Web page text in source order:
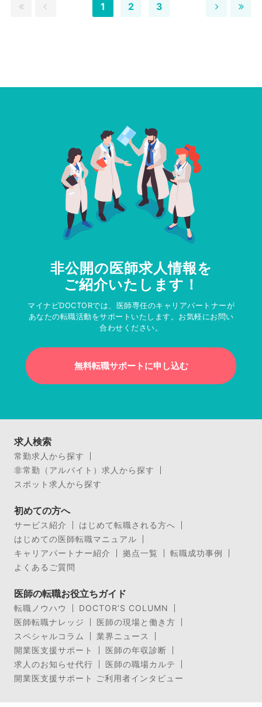
1 2 3
非公開の医師求人情報を
ご紹介いたします！
マイナビDOCTORでは、医師専任のキャリアパートナーが
あなたの転職活動をサポートいたします。お気軽にお問い
合わせください。
無料転職サポートに申し込む
求人検索
常勤求人から探す
非常勤（アルバイト）求人から探す
スポット求人から探す
初めての方へ
サービス紹介
はじめて転職される方へ
はじめての医師転職マニュアル
キャリアパートナー紹介
拠点一覧
転職成功事例
よくあるご質問
医師の転職お役立ちガイド
転職ノウハウ
DOCTOR’S COLUMN
医師転職ナレッジ
医師の現場と働き方
スペシャルコラム
業界ニュース
開業医支援サポート
医師の年収診断
求人のお知らせ代行
医師の職場カルテ
開業医支援サポート ご利用者インタビュー